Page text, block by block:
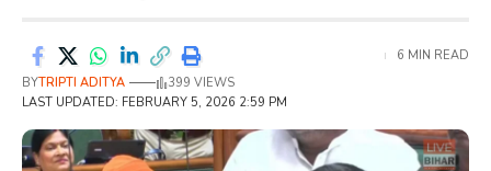
LAST UPDATED: FEBRUARY 5, 2026 2:59 PM
BYTRIPTI ADITYA 399 VIEWS
6 MIN READ